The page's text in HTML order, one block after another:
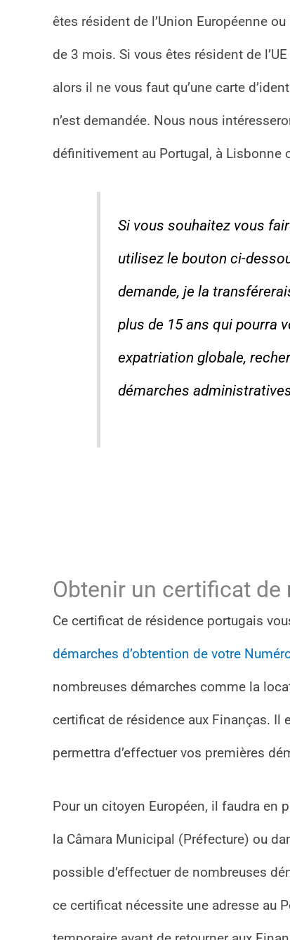
êtes résident de l’Union Européenne
de 3 mois. Si vous êtes résident de
alors il ne vous faut qu’une carte
n’est demandée. Nous nous
définitivement au Portugal, à Lisbonne
Si vous souhaitez vous
utilisez le bouton ci-
demande, je la
plus de 15 ans qui pourra
expatriation globale,
démarches
Obtenir un certificat de
Ce certificat de résidence portugais
démarches d’obtention de votre
nombreuses démarches comme la
certificat de résidence aux Finanças. Il
permettra d’effectuer vos premières
Pour un citoyen Européen, il faudra en
la Câmara Municipal (Préfecture) ou
possible d’effectuer de nombreuses
ce certificat nécessite une adresse au